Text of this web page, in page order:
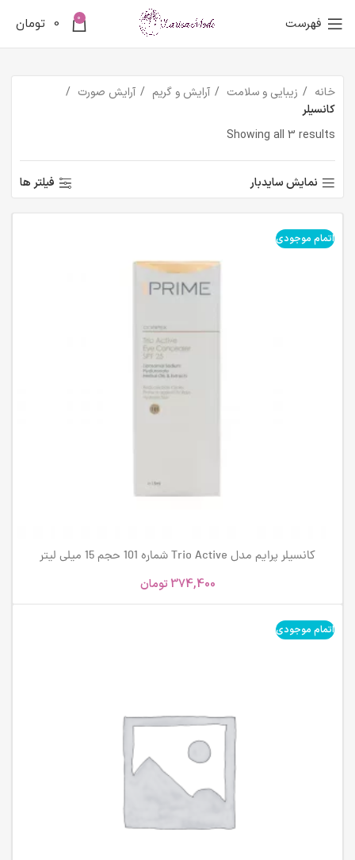
فهرست 0
0 تومان
خانه زیبایی و سلامت آرایش و گریم
آرایش صورت
کانسیلر
Showing all 3 results
نمایش سایدبار فیلتر ها
اتمام موجودی
کانسیلر پرایم مدل Trio Active شماره 101 حجم 15 میلی لیتر
374,400 تومان
اتمام موجودی